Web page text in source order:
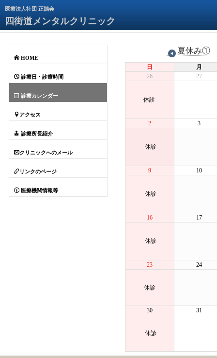
医療法人社団 正鵠会
四街道メンタルクリニック
夏休み①
日
月
26
27
休診
2 3
休診
9 10
休診
16 17
休診
23 24
休診
30 31
休診
HOME
診療日・診療時間
診療カレンダー
アクセス
診療所長紹介
クリニックへのメール
リンクのページ
医療機関情報等